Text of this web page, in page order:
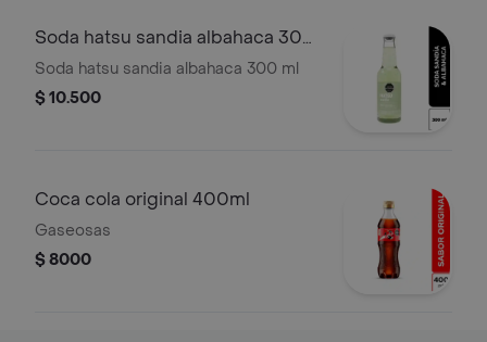
Soda hatsu sandia albahaca 300
ml
Soda hatsu sandia albahaca 300 ml
$ 10.500
Coca cola original 400ml
Gaseosas
$ 8000